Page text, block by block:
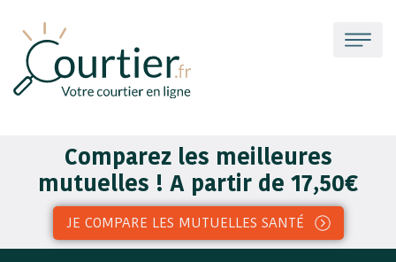
Comparez les meilleures
mutuelles ! A partir de 17,50€
JE COMPARE LES MUTUELLES SANTÉ